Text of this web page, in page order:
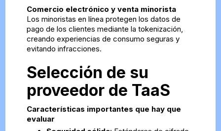
Comercio electrónico y venta minorista
Los minoristas en línea protegen los datos de
pago de los clientes mediante la tokenización,
creando experiencias de consumo seguras y
evitando infracciones.
Selección de su
proveedor de TaaS
Características importantes que hay que
evaluar